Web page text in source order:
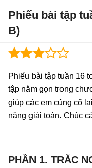
Phiếu bài tập
B)
Phiếu bài tập tuần 16
tập nằm gọn trong
giúp các em củng cố
năng giải toán. Chúc
PHẦN 1. TRẮC